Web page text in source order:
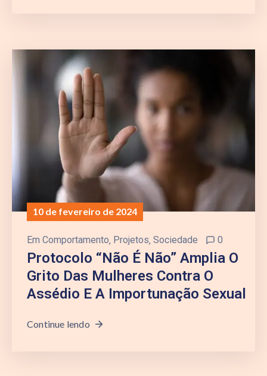
10 de fevereiro de 2024
Em Comportamento Projetos Sociedade 0
Protocolo “não É Não” Amplia O
Grito Das Mulheres Contra O
Assédio E A Importunação Sexual
Continue lendo